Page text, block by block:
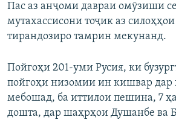
Пас аз анҷоми давраи омӯзиши
мутахассисони тоҷик аз
тирандозиро тамрин мекунанд.
Пойгоҳи 201-уми Русия, ки
пойгоҳи низомии ин кишвар дар
мебошад, ба иттилои пешина, 7
дошта, дар шаҳрҳои Душанбе ва